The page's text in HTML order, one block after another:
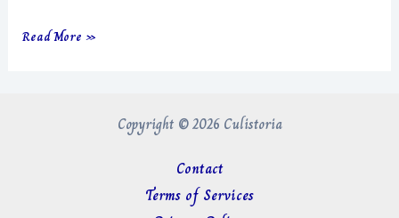
汗
Read More »
Copyright © 2026 Culistoria
Contact
Terms of Services